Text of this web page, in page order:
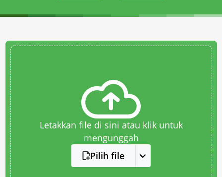
Letakkan file di sini atau klik untuk
mengunggah
Pilih file